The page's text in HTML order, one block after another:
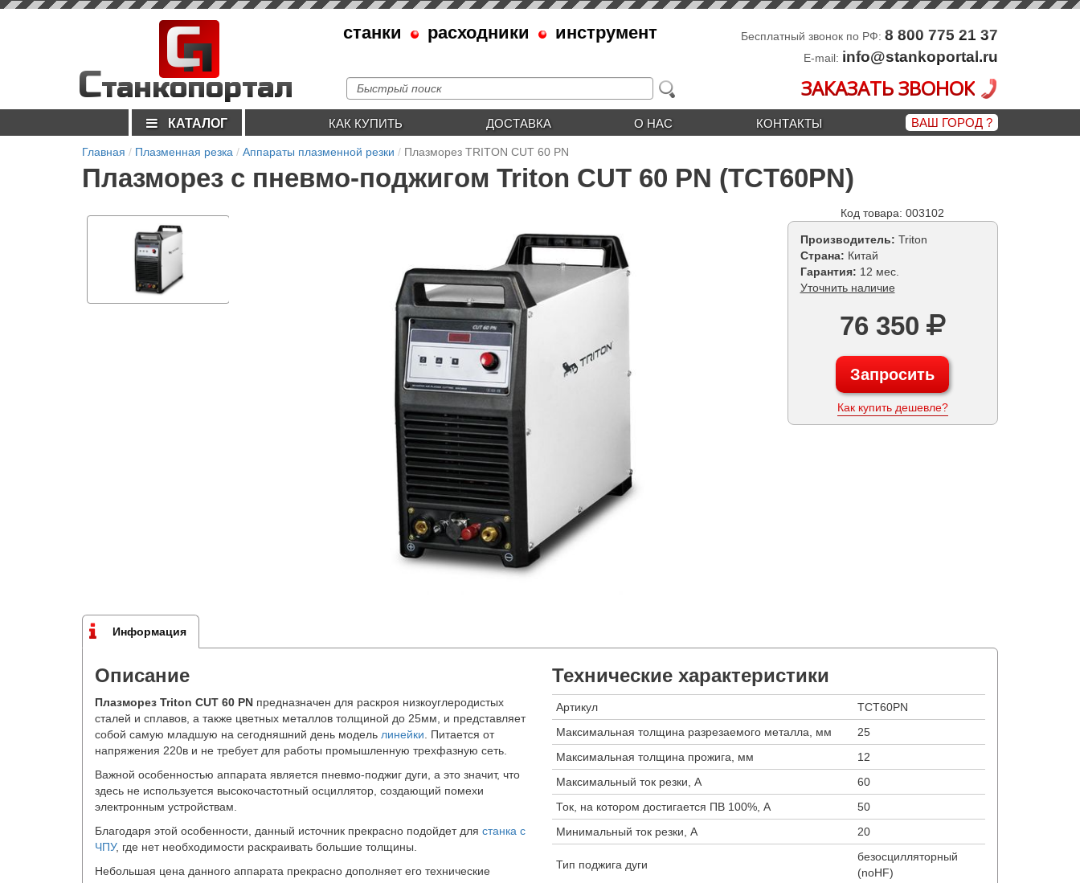
п
С
Станкопортал
станки расходники инструмент Бесплатный звонок по РФ: 8 800 775 21 37
E-mail: info@stankoportal.ru
ЗАКАЗАТЬ ЗВОНОК
КАТАЛОГ КАК КУПИТЬ ДОСТАВКА О НАС КОНТАКТЫ ВАШ ГОРОД?
Главная Плазменная резка Аппараты плазменной резки Плазморез TRITON CUT 60 PN
Плазморез с пневмо-поджигом Triton CUT 60 PN (TCT60PN)
Код товара: 003102
Производитель: Triton
Страна: Китай
Гарантия: 12 мес.
Уточнить наличие
76 350
Запросить
Как купить дешевле?
Информация
Описание
Плазморез Triton CUT 60 PN предназначен для раскроя низкоуглеродистых
сталей и сплавов, а также цветных металлов толщиной до 25мм, и представляет
собой самую младшую на сегодняшний день модель линейки . Питается от
напряжения 220в и не требует для работы промышленную трехфазную сеть.
Важной особенностью аппарата является пневмо-поджиг дуги, а это значит, что
здесь не используется высокочастотный осциллятор, создающий помехи
электронным устройствам.
Благодаря этой особенности, данный источник прекрасно подойдет для станка с
ЧПУ, где нет необходимости раскраивать большие толщины.
Небольшая цена данного аппарата прекрасно дополняет его технические
Технические характеристики
Артикул
TCT60PN
Максимальная толщина разрезаемого металла, мм
25
Максимальная толщина прожига, мм
12
Максимальный ток резки, А
60
Ток, на котором достигается ПВ 100%, А
50
Минимальный ток резки, А
20
Тип поджига дуги
безосцилляторный
(noHF)